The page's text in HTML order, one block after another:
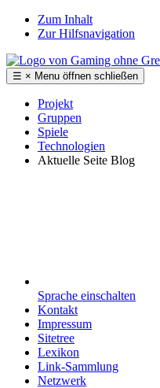
Zum Inhalt
Zur Hilfsnavigation
☰ × Menu öffnen schließen
Projekt
Gruppen
Spiele
Technologien
Aktuelle Seite Blog
Sprache einschalten
Kontakt
Impressum
Sitetree
Lexikon
Link-Sammlung
Netzwerk